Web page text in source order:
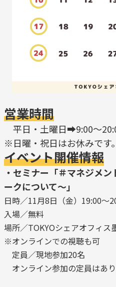
営業時間
平日・土曜日➡9:00～
※日曜・祝日はお休みです。
イベント開催情報
・セミナー「＃マネジメ
ークについて～」
日時／11月8日（金）19:00〜
入場／無料
場所／TOKYOシェアオフィス
※オンラインでの視聴も可
定員／現地参加20名
オンライン参加の定員はあ